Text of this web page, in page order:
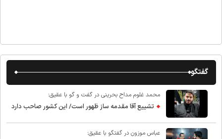
گفتگو
محمد غلوم مداح بحرینی در گفت و گو با عقیق:
تشییع آقا مقدمه ساز ظهور است/ این کشور صاحب دارد
عباس موزون در گفتگو با عقیق: